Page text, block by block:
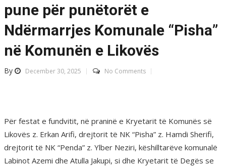
pune për punëtorët e
Ndërmarrjes Komunale “Pisha”
në Komunën e Likovës
By December 30, 2025 No Comments
Për festat e fundvitit, në praninë e Kryetarit të Komunës së
Likovës z. Erkan Arifi, drejtorit të NK “Pisha” z. Hamdi Sherifi,
drejtorit të NK “Penda” z. Ylber Neziri, këshilltarëve komunalë
Labinot Azemi dhe Atulla Jakupi, si dhe Kryetarit të Degës se